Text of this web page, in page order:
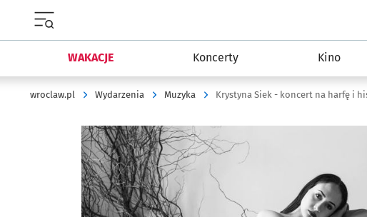
WAKACJE Koncerty Kino
wroclaw.pl Wydarzenia Muzyka Krystyna Siek - koncert na harfę i
Kliknij, aby powiększyć